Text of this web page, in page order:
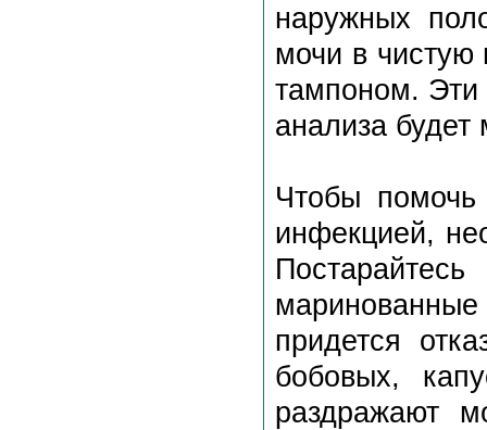
наружных
мочи в чистую
тампоном. Эти
анализа
Чтобы помочь
инфекцией,
придется
бобовых,
раздражают